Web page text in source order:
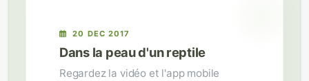
20 DEC 2017
Dans la peau d'un reptile
Regardez la vidéo et l'app mobile